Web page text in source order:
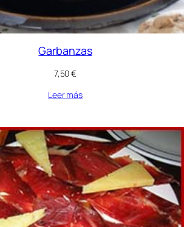
Garbanzas
7,50€
Leer más